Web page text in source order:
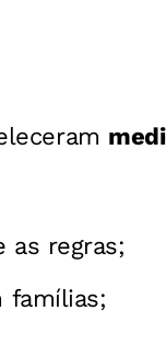
as regras;
famílias;